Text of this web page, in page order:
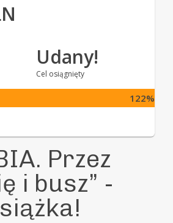
Udany!
Cel osiągnięty
122%
Przez
i busz” -